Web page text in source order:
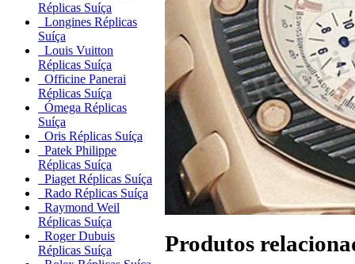
Réplicas Suíça
Longines Réplicas
Suíça
Louis Vuitton
Réplicas Suíça
Officine Panerai
Réplicas Suíça
Ómega Réplicas
Suíça
Oris Réplicas Suíça
Patek Philippe
Réplicas Suíça
Piaget Réplicas Suíça
Rado Réplicas Suíça
Raymond Weil
Réplicas Suíça
Roger Dubuis
Réplicas Suíça
Produtos